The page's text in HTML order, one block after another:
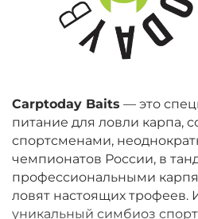
Carptoday Baits — это
питание для ловли карпа,
спортсменами,
чемпионатов России, в
профессиональными
ловят настоящих трофеев.
уникальный симбиоз